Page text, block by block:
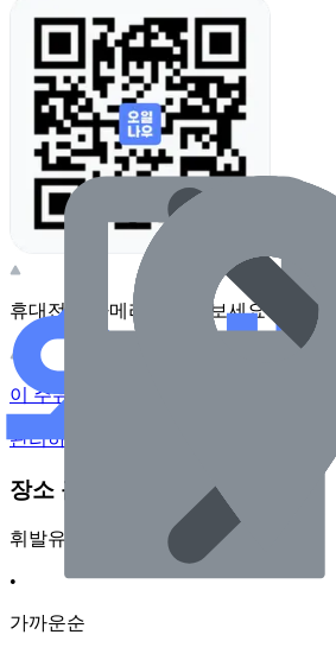
휴대전화 카메라로 찍어보세요
이 주유소의 사장님이신가요?
관리하기
장소 근처 주유소
휘발유
•
가까운순